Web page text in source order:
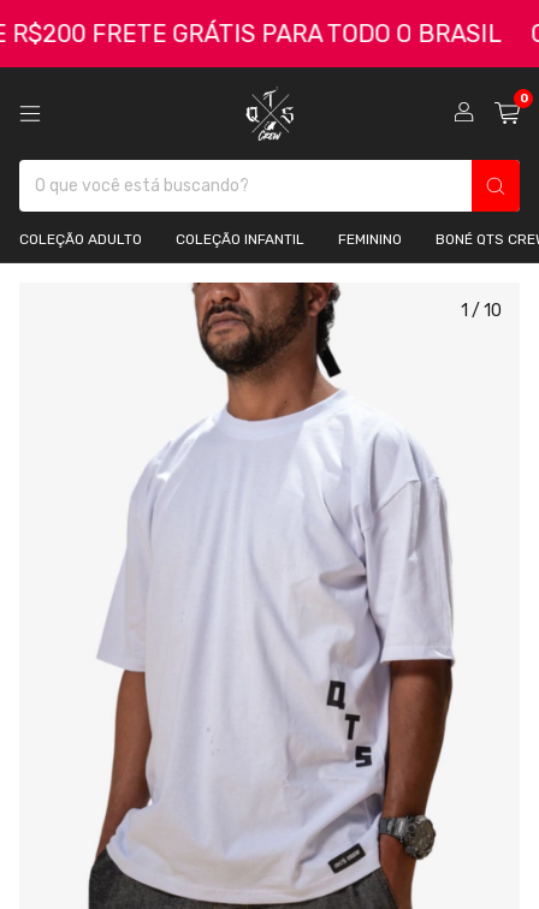
FRETE GRÁTIS PARA TODO O BRASIL
0
COLEÇÃO ADULTO COLEÇÃO INFANTIL FEMININO BONÉ QTS
1 / 10